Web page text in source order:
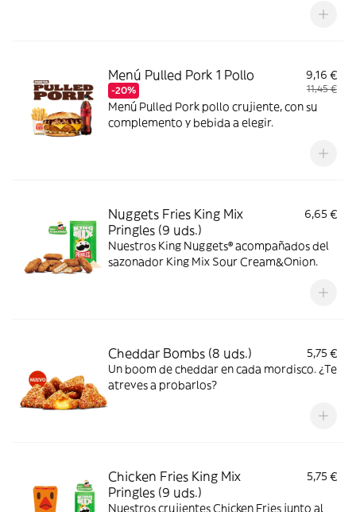
Menú Pulled Pork 1 Pollo
-20%
9,16 €
11,45 €
Menú Pulled Pork pollo crujiente, con su
complemento y bebida a elegir.
Nuggets Fries King Mix
Pringles (9 uds.)
6,65 €
Nuestros King Nuggets® acompañados del
sazonador King Mix Sour Cream&Onion.
Cheddar Bombs (8 uds.)
5,75 €
Un boom de cheddar en cada mordisco. ¿Te
atreves a probarlos?
Chicken Fries King Mix
Pringles (9 uds.)
5,75 €
Nuestros crujientes Chicken Fries junto al